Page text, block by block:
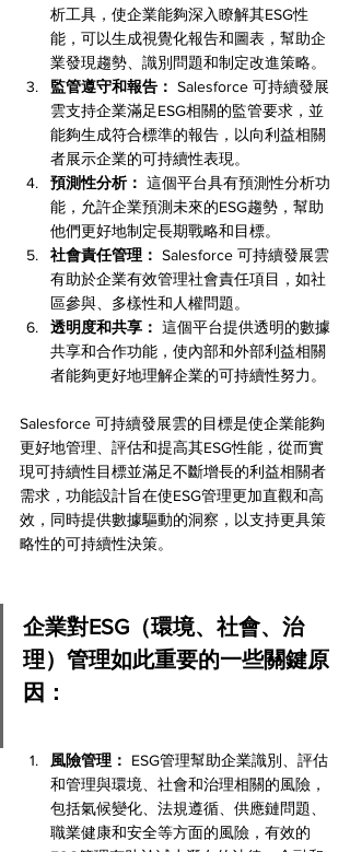
析工具，使企業能夠深入瞭解其ESG性
能，可以生成視覺化報告和圖表，幫助企
業發現趨勢、識別問題和制定改進策略。
監管遵守和報告： Salesforce 可持續發展
雲支持企業滿足ESG相關的監管要求，並
能夠生成符合標準的報告，以向利益相關
者展示企業的可持續性表現。
預測性分析： 這個平台具有預測性分析功
能，允許企業預測未來的ESG趨勢，幫助
他們更好地制定長期戰略和目標。
社會責任管理： Salesforce 可持續發展雲
有助於企業有效管理社會責任項目，如社
區參與、多樣性和人權問題。
透明度和共享： 這個平台提供透明的數據
共享和合作功能，使內部和外部利益相關
者能夠更好地理解企業的可持續性努力。
Salesforce 可持續發展雲的目標是使企業能夠
更好地管理、評估和提高其ESG性能，從而實
現可持續性目標並滿足不斷增長的利益相關者
需求，功能設計旨在使ESG管理更加直觀和高
效，同時提供數據驅動的洞察，以支持更具策
略性的可持續性決策。
企業對ESG（環境、社會、治
理）管理如此重要的一些關鍵原
因：
風險管理：
ESG管理幫助企業識別、評估
和管理與環境、社會和治理相關的風險，
包括氣候變化、法規遵循、供應鏈問題、
職業健康和安全等方面的風險，有效的